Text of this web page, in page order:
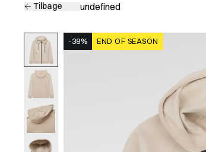
Tilbage undefined
-38% END OF SEASON